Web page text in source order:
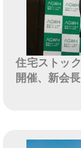
住宅ストッ
開催、新会